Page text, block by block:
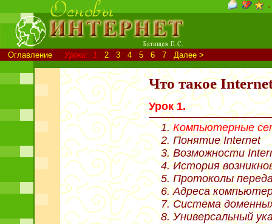
٠
Оглавление Уроки: 1 2 3 4 5 6 7 Далее >
Что такое
Урок 1.
Компьютерные
Понятие Internet
Возможности
История
Протоколы
Адреса
Система
Универсальный